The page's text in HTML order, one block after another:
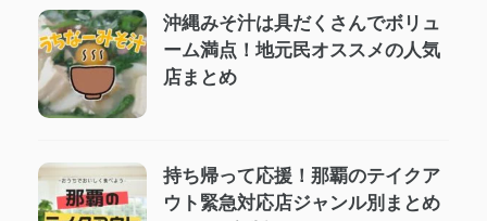
沖縄みそ汁は具だくさんでボリュ
ーム満点！地元民オススメの人気
店まとめ
持ち帰って応援！那覇のテイクア
ウト緊急対応店ジャンル別まとめ